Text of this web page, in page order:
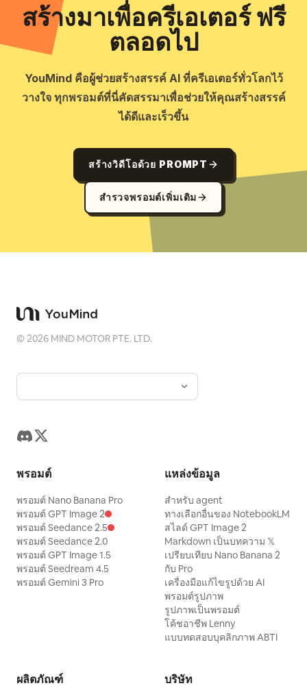
สร้างมาเพื่อครีเอเตอร์ ฟรี
ตลอดไป
YouMind คือผู้ช่วยสร้างสรรค์ AI ที่ครีเอเตอร์ทั่วโลกไว้
วางใจ ทุกพรอมต์ที่นี่คัดสรรมาเพื่อช่วยให้คุณสร้างสรรค์
ได้ดีและเร็วขึ้น
สร้างวิดีโอด้วย PROMPT
สำรวจพรอมต์เพิ่มเติม
©2026 MIND MOTOR PTE. LTD.
พรอมต์
พรอมต์ Nano Banana Pro
พรอมต์ GPT Image 2
พรอมต์ Seedance 2.5
พรอมต์ Seedance 2.0
พรอมต์ GPT Image 1.5
พรอมต์ Seedream 4.5
พรอมต์ Gemini 3 Pro
แหล่งข้อมูล
สำหรับ agent
ทางเลือกอื่นของ NotebookLM
สไลด์ GPT Image 2
Markdown เป็นบทความ 𝕏
เปรียบเทียบ Nano Banana 2
กับ Pro
เครื่องมือแก้ไขรูปด้วย AI
พรอมต์รูปภาพ
รูปภาพเป็นพรอมต์
โค้ชอาชีพ Lenny
แบบทดสอบบุคลิกภาพ ABTI
ผลิตภัณฑ์ บริษัท